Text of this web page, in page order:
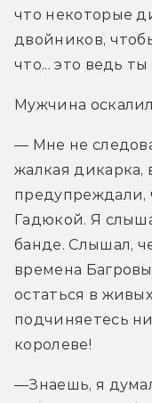
что некоторые
двойников,
что... это ведь
Мужчина
— Мне не
жалкая дикарка,
предупреждали,
Гадюкой. Я
банде. Слышал,
времена
остаться в
подчиняетесь
королеве!
—Знаешь, я